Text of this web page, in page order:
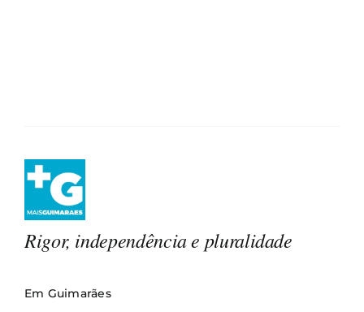
Rigor, independência e pluralidade
Em Guimarães